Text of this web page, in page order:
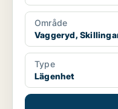
Område
Vaggeryd,
Type
Lägenhet